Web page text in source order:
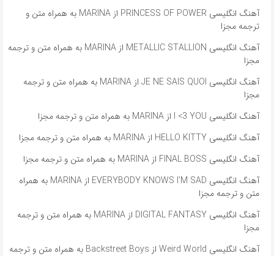
آهنگ انگلیسی PRINCESS OF POWER از MARINA به همراه متن و
ترجمه مجزا
آهنگ انگلیسی METALLIC STALLION از MARINA به همراه متن و ترجمه
مجزا
آهنگ انگلیسی JE NE SAIS QUOI از MARINA به همراه متن و ترجمه
مجزا
آهنگ انگلیسی I <3 YOU از MARINA به همراه متن و ترجمه مجزا
آهنگ انگلیسی HELLO KITTY از MARINA به همراه متن و ترجمه مجزا
آهنگ انگلیسی FINAL BOSS از MARINA به همراه متن و ترجمه مجزا
آهنگ انگلیسی EVERYBODY KNOWS I’M SAD از MARINA به همراه
متن و ترجمه مجزا
آهنگ انگلیسی DIGITAL FANTASY از MARINA به همراه متن و ترجمه
مجزا
آهنگ انگلیسی Weird World از Backstreet Boys به همراه متن و ترجمه